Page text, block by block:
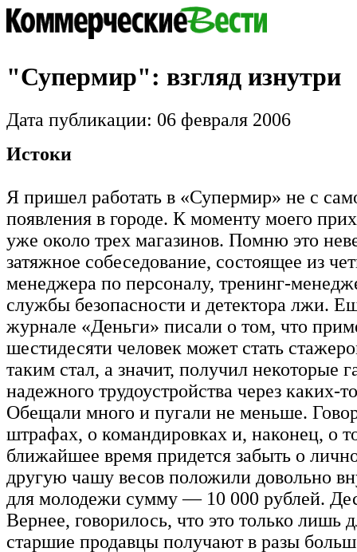
"Супермир": взгляд изнутри
Дата публикации: 06 февраля 2006
Истоки
Я пришел работать в «Супермир» не с
появления в городе. К моменту моего
уже около трех магазинов. Помню это
затяжное собеседование, состоящее из
менеджера по персоналу, тренинг-
службы безопасности и детектора лжи.
журнале «Деньги» писали о том, что
шестидесяти человек может стать
таким стал, а значит, получил некоторые
надежного трудоустройства через каких-
Обещали много и пугали не меньше.
штрафах, о командировках и, наконец, о
ближайшее время придется забыть о
другую чашу весов положили довольно
для молодежи сумму — 10 000 рублей.
Вернее, говорилось, что это только лишь
старшие продавцы получают в разы